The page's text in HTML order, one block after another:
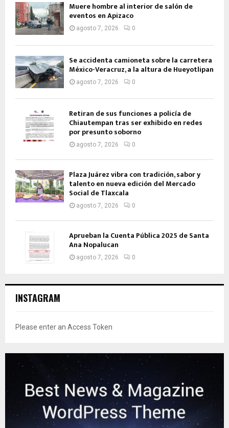
Muere hombre al interior de salón de
eventos en Apizaco
agosto 7, 2026 0
Se accidenta camioneta sobre la carretera
México-Veracruz, a la altura de Hueyotlipan
agosto 7, 2026 0
Retiran de sus funciones a policía de
Chiautempan tras ser exhibido en redes
por presunto soborno
agosto 7, 2026 0
Plaza Juárez vibra con tradición, sabor y
talento en nueva edición del Mercado
Social de Tlaxcala
agosto 7, 2026 0
Aprueban la Cuenta Pública 2025 de Santa
Ana Nopalucan
agosto 7, 2026 0
INSTAGRAM
Please enter an Access Token